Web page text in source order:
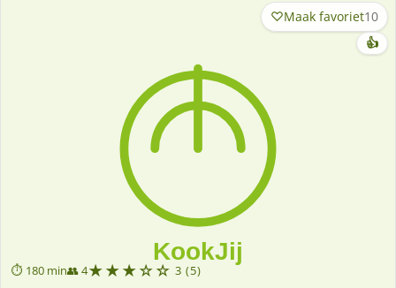
⏱ 180 min👥 4★★★☆☆ 3 (5)
Maak favoriet10
👍